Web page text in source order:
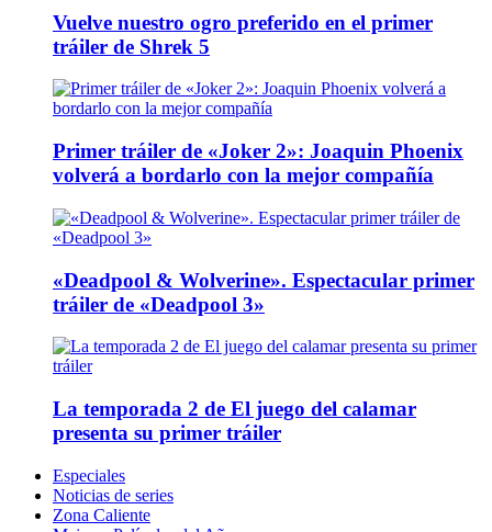
Vuelve nuestro ogro preferido en el primer
tráiler de Shrek 5
Primer tráiler de «Joker 2»: Joaquin Phoenix
volverá a bordarlo con la mejor compañía
«Deadpool & Wolverine». Espectacular primer
tráiler de «Deadpool 3»
La temporada 2 de El juego del calamar
presenta su primer tráiler
Especiales
Noticias de series
Zona Caliente